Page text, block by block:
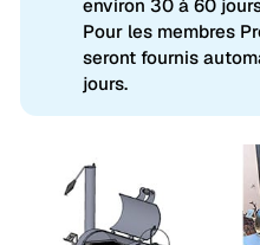
environ 30 à 60
Pour les membres
seront fournis
jours.